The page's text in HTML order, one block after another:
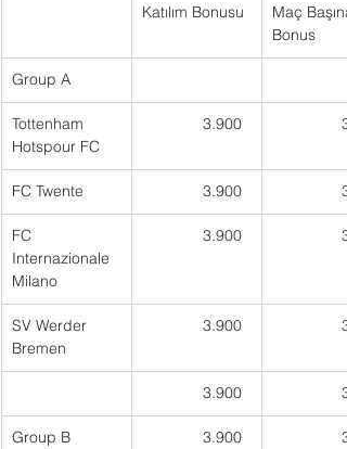
Katılım Bonusu
Maç Başına
Bonus
Group A
Tottenham
Hotspour FC
3.900
FC Twente 3.900
FC
Internazionale
Milano
3.900
SV Werder
Bremen
3.900
3.900
Group B 3.900